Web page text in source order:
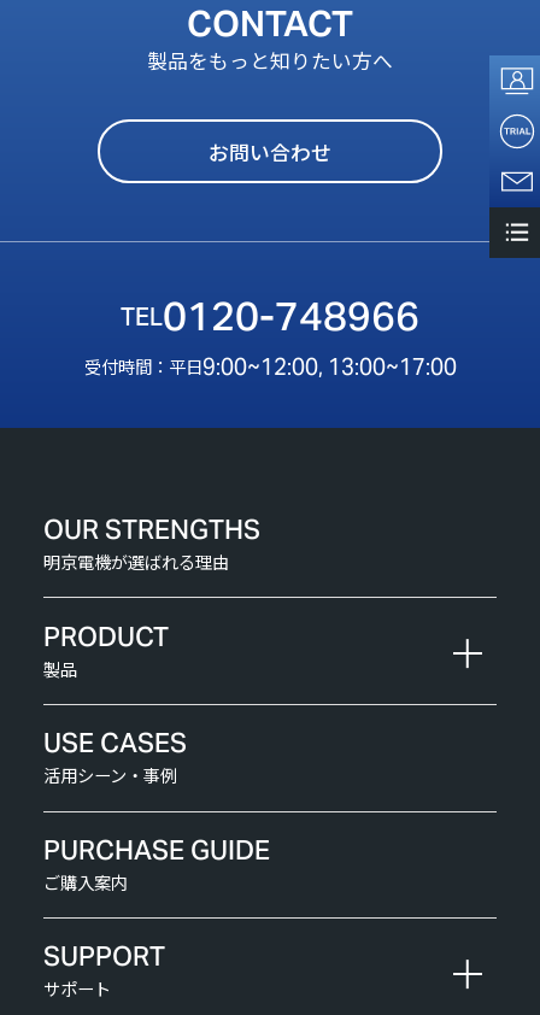
CONTACT
製品をもっと知りたい方へ
お問い合わせ
0120-748966
受付時間：平日9:00~12:00, 13:00~17:00
OUR STRENGTHS
明京電機が選ばれる理由
PRODUCT
製品
USE CASES
活用シーン・事例
PURCHASE GUIDE
ご購入案内
SUPPORT
サポート